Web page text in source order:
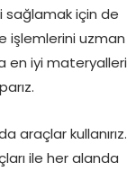
sağlamak için de
işlemlerini uzman
en iyi materyalleri
araçlar kullanırız.
ile her alanda